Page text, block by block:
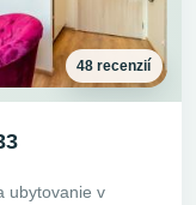
48 recenzií
ubytovanie v